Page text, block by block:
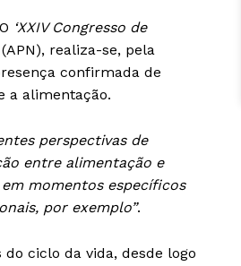
O ‘XXIV Congresso de
realiza-se, pela
confirmada de
a alimentação.
perspectivas de
entre alimentação e
momentos específicos
por exemplo”.
ciclo da vida, desde logo